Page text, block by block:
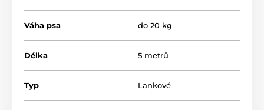
Váha psa do 20 kg
Délka 5 metrů
Typ Lankové